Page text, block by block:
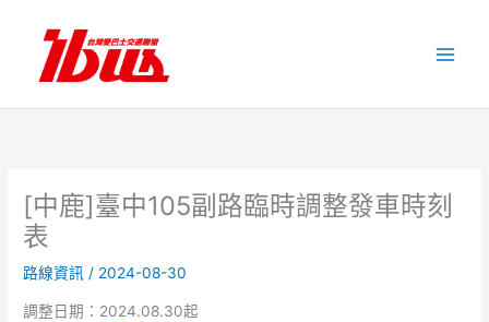
內
[中鹿]臺中105副路臨時調整發車時刻
表
路線資訊 / 2024-08-30
調整日期：2024.08.30起